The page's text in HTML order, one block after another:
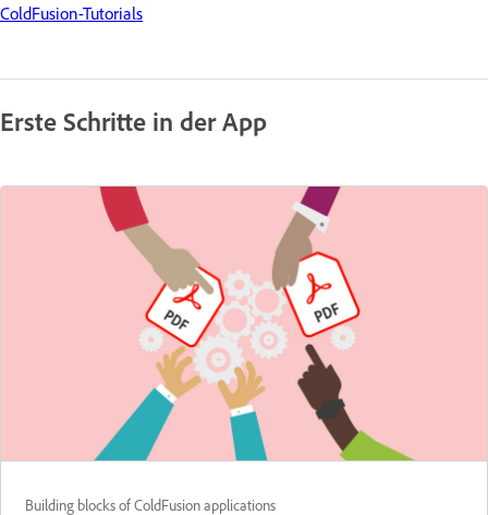
ColdFusion-Tutorials
Erste Schritte in der App
Building blocks of ColdFusion applications